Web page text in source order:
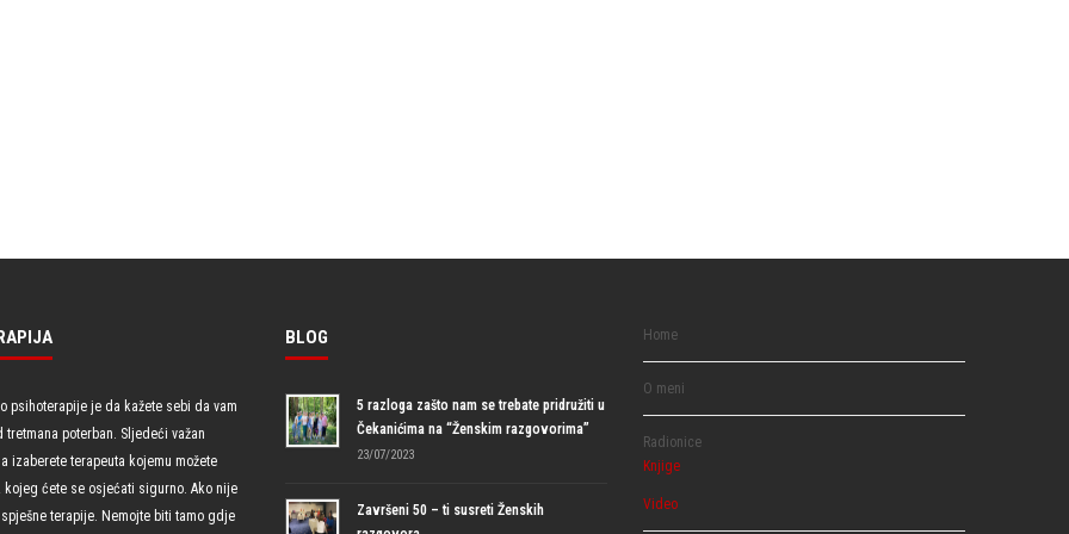
psihoterapije je da kažete sebi da vam
tretmana poterban. Sljedeći važan
izaberete terapeuta kojemu možete
kojeg ćete se osjećati sigurno. Ako nije
terapije. Nemojte biti tamo gdje
BLOG
5 razloga zašto nam se trebate pridružiti u
Čekanićima na “Ženskim razgovorima”
23/07/2023
Završeni 50 – ti susreti Ženskih
Home
O meni
Radionice
Knjige
Video